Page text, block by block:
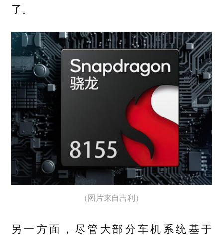
了。
（图片来自吉利）
另一方面，尽管大部分车机系统基于